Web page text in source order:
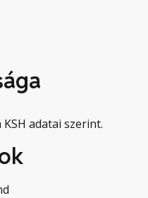
KSH adatai szerint.